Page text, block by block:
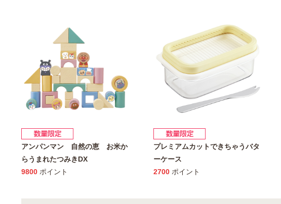
アンパンマン 自然の恵 お米か
らうまれたつみきDX
9800 ポイント
プレミアムカットできちゃうバタ
ーケース
2700 ポイント